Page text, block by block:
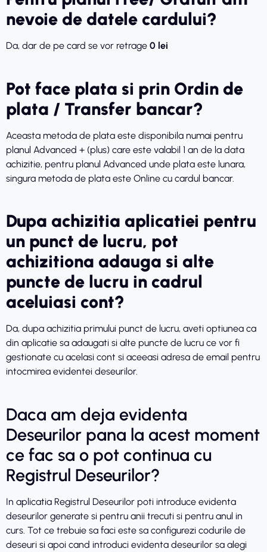
nevoie de datele cardului?
Da, dar de pe card se vor retrage 0 lei
Pot face plata si prin Ordin de
plata / Transfer bancar?
Aceasta metoda de plata este disponibila numai pentru
planul Advanced + (plus) care este valabil 1 an de la data
achizitie, pentru planul Advanced unde plata este lunara,
singura metoda de plata este Online cu cardul bancar.
Dupa achizitia aplicatiei pentru
un punct de lucru, pot
achizitiona adauga si alte
puncte de lucru in cadrul
aceluiasi cont?
Da, dupa achizitia primului punct de lucru, aveti optiunea ca
din aplicatie sa adaugati si alte puncte de lucru ce vor fi
gestionate cu acelasi cont si aceeasi adresa de email pentru
intocmirea evidentei deseurilor.
Daca am deja evidenta
Deseurilor pana la acest moment
ce fac sa o pot continua cu
Registrul Deseurilor?
In aplicatia Registrul Deseurilor poti introduce evidenta
deseurilor generate si pentru anii trecuti si pentru anul in
curs. Tot ce trebuie sa faci este sa configurezi codurile de
deseuri si apoi cand introduci evidenta deseurilor sa alegi